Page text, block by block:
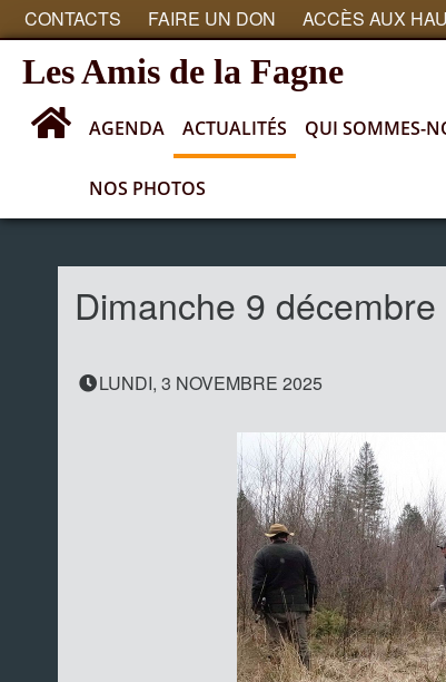
CONTACTS FAIRE UN DON ACCÈS AUX
Les Amis de la Fagne
AGENDA ACTUALITÉS QUI SOMMES-
NOS PHOTOS
Actualités
Dimanche 9
LUNDI, 3 NOVEMBRE 2025